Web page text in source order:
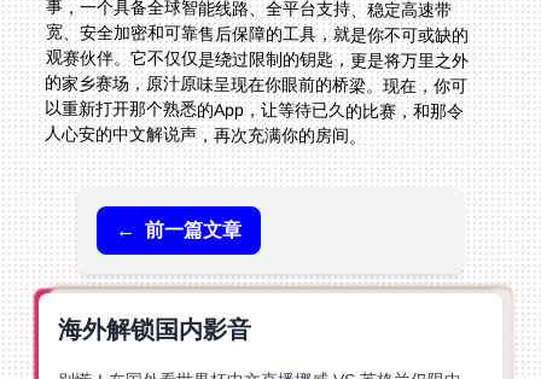
人心安的中文解说声，再次充满你的房间。
← 前一篇文章
海外解锁国内影音